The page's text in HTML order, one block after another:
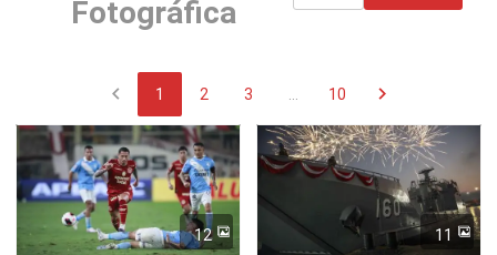
Fotográfica
chevron_left 1 2 3 10 chevron_right
12 11